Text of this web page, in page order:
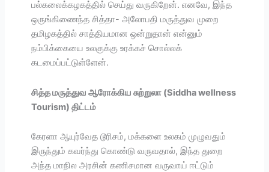
பல்கலைக்கழகத்தில் செய்து வருகிறேன். எனவே, இந்த
ஒருங்கிணைந்த சித்தா- அலோபதி மருத்துவ முறை
தமிழகத்தில் சாத்தியமான ஒன்றுதான் என்னும்
நம்பிக்கையை உலகுக்கு உரக்கச் சொல்லக்
கடமைப்பட்டுள்ளேன்.
சித்த மருத்துவ ஆரோக்கிய சுற்றுலா (Siddha wellness
Tourism) திட்டம்
கேரளா ஆயுர்வேத டூரிசம், மக்களை உலகம் முழுவதும்
இருந்தும் கவர்ந்து கொண்டு வருவதால், இந்த துறை
அந்த மாநில அரசின் கணிசமான வருவாய் ஈட்டும்